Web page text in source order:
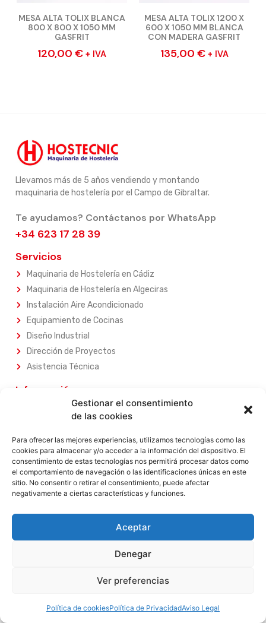
Gestionar el consentimiento
de las cookies
Para ofrecer las mejores experiencias, utilizamos tecnologías como las
cookies para almacenar y/o acceder a la información del dispositivo. El
consentimiento de estas tecnologías nos permitirá procesar datos como
el comportamiento de navegación o las identificaciones únicas en este
sitio. No consentir o retirar el consentimiento, puede afectar
negativamente a ciertas características y funciones.
Aceptar
Denegar
Ver preferencias
Política de cookiesPolítica de PrivacidadAviso Legal
MESA ALTA TOLIX BLANCA
800 X 800 X 1050 MM
GASFRIT
120,00 € + IVA
MESA ALTA TOLIX 1200 X
600 X 1050 MM BLANCA
CON MADERA GASFRIT
135,00 € + IVA
Llevamos más de 5 años vendiendo y montando
maquinaria de hostelería por el Campo de Gibraltar.
Te ayudamos? Contáctanos por WhatsApp
+34 623 17 28 39
Servicios
Maquinaria de Hostelería en Cádiz
Maquinaria de Hostelería en Algeciras
Instalación Aire Acondicionado
Equipamiento de Cocinas
Diseño Industrial
Dirección de Proyectos
Asistencia Técnica
Información
Sobre Nosotros
Nuestros Servicios
Nuestros Productos
Contacta con Nosotros
Legal
Aviso Legal
Términos y Condiciones
Open